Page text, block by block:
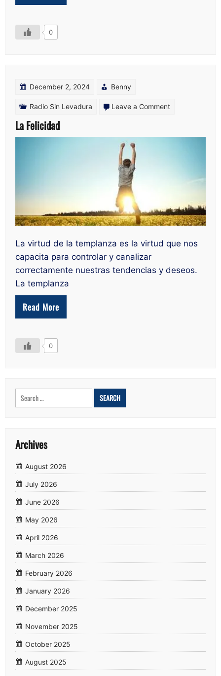
0
December 2, 2024 Benny
Radio Sin Levadura Leave a Commenton
Felicidad
La Felicidad
La virtud de la templanza es la virtud que nos
capacita para controlar y canalizar
correctamente nuestras tendencias y deseos.
La templanza
Read More
0
Search
for:
Archives
August 2026
July 2026
June 2026
May 2026
April 2026
March 2026
February 2026
January 2026
December 2025
November 2025
October 2025
August 2025